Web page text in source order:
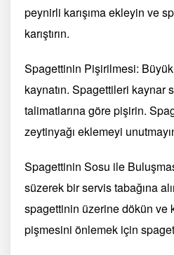
peynirli karışıma ekleyin ve
karıştırın.
Spagettinin Pişirilmesi:
kaynatın. Spagettileri kaynar
talimatlarına göre pişirin.
zeytinyağı eklemeyi
Spagettinin Sosu ile
süzerek bir servis tabağına
spagettinin üzerine dökün ve
pişmesini önlemek için